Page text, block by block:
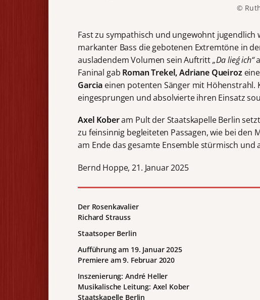
©
Fast zu sympathisch und ungewohnt jugendlich
markanter Bass die gebotenen Extremtöne in
ausladendem Volumen sein Auftritt„Da lieg´ ich“
Faninal gab Roman Trekel,Adriane Queiroz
Garcia einen potenten Sänger mit
eingesprungen und absolvierte ihren Einsatz
Axel Koberam Pult der Staatskapelle Berlin
zu feinsinnig begleiteten Passagen, wie bei den
am Ende das gesamte Ensemble stürmisch und
Bernd Hoppe, 21. Januar 2025
Der Rosenkavalier
Richard Strauss
Staatsoper Berlin
Aufführung am 19. Januar 2025
Premiere am 9. Februar 2020
Inszenierung: André Heller
Musikalische Leitung: Axel Kober
Staatskapelle Berlin